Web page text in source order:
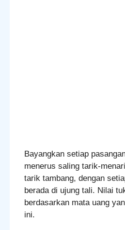
Bayangkan setiap
menerus saling tarik-
tarik tambang, dengan
berada di ujung tali. Nilai
berdasarkan mata uang
ini.